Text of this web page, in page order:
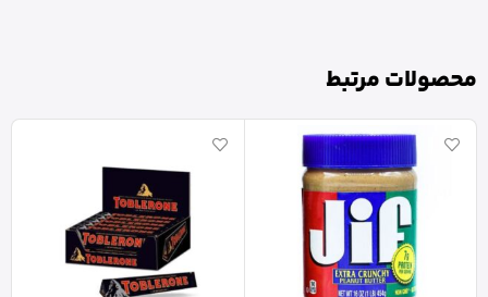
محصولات مرتبط